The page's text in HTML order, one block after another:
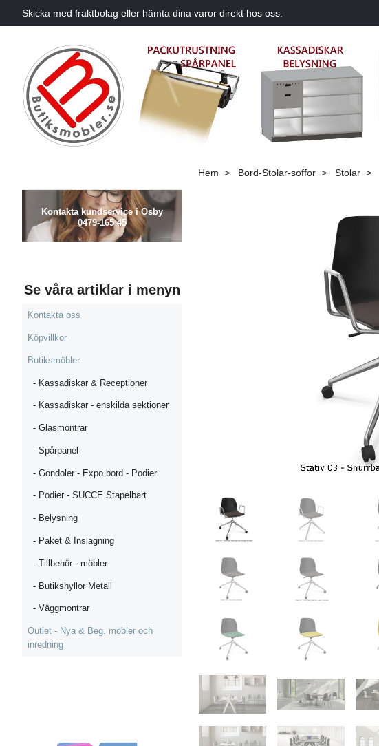
Skicka med fraktbolag eller hämta dina varor direkt hos oss.
Kontakta kundservice i Osby
0479-165 45
Se våra artiklar i menyn
Kontakta oss
Köpvillkor
Butiksmöbler
- Kassadiskar & Receptioner
- Kassadiskar - enskilda sektioner
- Glasmontrar
- Spårpanel
- Gondoler - Expo bord - Podier
- Podier - SUCCE Stapelbart
- Belysning
- Paket & Inslagning
- Tillbehör - möbler
- Butikshyllor Metall
- Väggmontrar
Outlet - Nya & Beg. möbler och
inredning
Hem Bord-Stolar-soffor Stolar